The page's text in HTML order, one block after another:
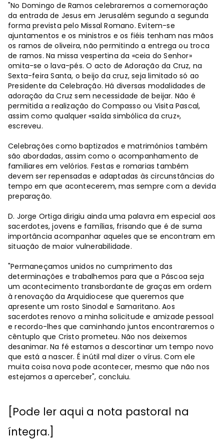
"No Domingo de Ramos celebraremos a comemoração
da entrada de Jesus em Jerusalém segundo a segunda
forma prevista pelo Missal Romano. Evitem-se
ajuntamentos e os ministros e os fiéis tenham nas mãos
os ramos de oliveira, não permitindo a entrega ou troca
de ramos. Na missa vespertina da «ceia do Senhor»
omita-se o lava-pés. O acto de Adoração da Cruz, na
Sexta-feira Santa, o beijo da cruz, seja limitado só ao
Presidente da Celebração. Há diversas modalidades de
adoração da Cruz sem necessidade de beijar. Não é
permitida a realização do Compasso ou Visita Pascal,
assim como qualquer «saída simbólica da cruz»,
escreveu.
Celebrações como baptizados e matrimónios também
são abordadas, assim como o acompanhamento de
familiares em velórios. Festas e romarias também
devem ser repensadas e adaptadas às circunstâncias do
tempo em que acontecerem, mas sempre com a devida
preparação.
D. Jorge Ortiga dirigiu ainda uma palavra em especial aos
sacerdotes, jovens e famílias, frisando que é de suma
importância acompanhar aqueles que se encontram em
situação de maior vulnerabilidade.
"Permaneçamos unidos no cumprimento das
determinações e trabalhemos para que a Páscoa seja
um acontecimento transbordante de graças em ordem
à renovação da Arquidiocese que queremos que
apresente um rosto Sinodal e Samaritano. Aos
sacerdotes renovo a minha solicitude e amizade pessoal
e recordo-lhes que caminhando juntos encontraremos o
cêntuplo que Cristo prometeu. Não nos deixemos
desanimar. Na fé estamos a descortinar um tempo novo
que está a nascer. É inútil mal dizer o vírus. Com ele
muita coisa nova pode acontecer, mesmo que não nos
estejamos a aperceber", concluiu.
[Pode ler aqui a nota pastoral na
íntegra.]